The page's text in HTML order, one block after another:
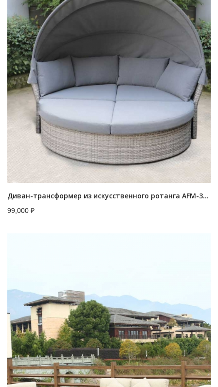
Диван-трансформер из искусственного ротанга AFM-325G Grey
99,000 ₽